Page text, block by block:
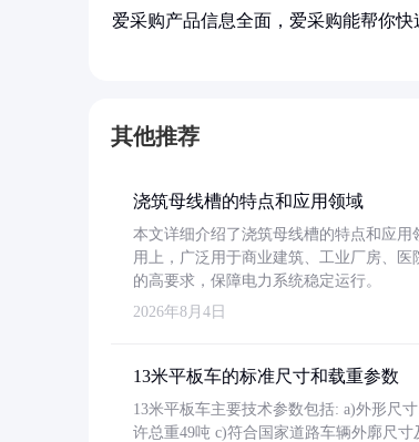
爱采购产品信息全面，爱采购能帮你
其他推荐
浇筑母线槽的特点和应用领域
本文详细介绍了浇筑母线槽的特点和应
用上，广泛用于商业建筑、工业厂房、
的高要求，保障电力系统稳定运行。
2026年8月4日
13米平板车的标准尺寸和载重参数
13米平板车主要技术参数包括: a)外形尺
许总重49吨 c)符合国家道路车辆外廓尺